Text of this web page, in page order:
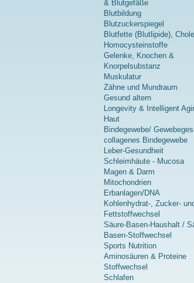
& Blutgefäße
Blutbildung
Blutzuckerspiegel
Blutfette (Blutlipide),
Homocysteinstoffe
Gelenke, Knochen &
Knorpelsubstanz
Muskulatur
Zähne und Mundraum
Gesund altern
Longevity & Intelligent
Haut
Bindegewebe/
collagenes Bindegewebe
Leber-Gesundheit
Schleimhäute - Mucosa
Magen & Darm
Mitochondrien
Erbanlagen/DNA
Kohlenhydrat-, Zucker-
Fettstoffwechsel
Säure-Basen-Haushalt /
Basen-Stoffwechsel
Sports Nutrition
Aminosäuren & Proteine
Stoffwechsel
Schlafen